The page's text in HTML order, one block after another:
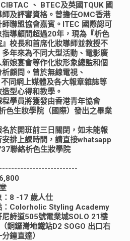
、 BTEC及英國TQUK 國
師及評審資格。曾擔任OMC香港
聯盟協會嘉賓。ITEC 國際認可
指導顧問超過20年，現為『析色
』校長和首席化妝導師並教授不
多年來為不同大型活動、電影廣
新娘宴會等作化妝形象總監和個
顧問。曾於無線電視、
同網上媒體及各大報章雜誌等
型心得和教學。
學員將獲發由香港青年協會
色生妝學院（國際）發出之畢業
於開班前三日關閉，如未能報
安排上課時間，請直接whatsapp
聯絡析色生妝學院
：8 -17 歲人仕
：Colorholic Styling Academy
尼詩道505號電業城SOLO 21樓
銅鑼灣地鐵站D2 SOGO 出口右
鐘直達）